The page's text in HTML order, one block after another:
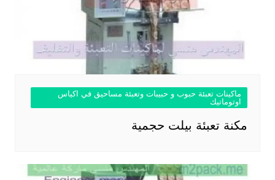
ماكينات تعبئة حبوب و حبيبات وتعبئة مساحيق في اكياس
اوتوماتيك
مكنة تعبئة بيلت حجمية